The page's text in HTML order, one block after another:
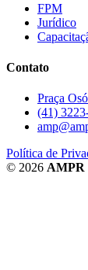
FPM
Jurídico
Contato
Praça
(41)
Política de
© 2026 AMPR